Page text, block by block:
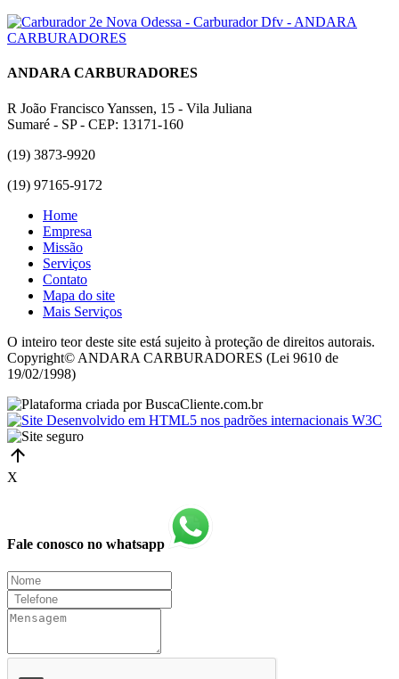
ANDARA CARBURADORES
R João Francisco Yanssen, 15 - Vila Juliana
Sumaré - SP - CEP: 13171-160
(19) 3873-9920
(19) 97165-9172
Home
Empresa
Missão
Serviços
Contato
Mapa do site
Mais Serviços
O inteiro teor deste site está sujeito à proteção de direitos autorais.
Copyright© ANDARA CARBURADORES (Lei 9610 de
19/02/1998)
X
Fale conosco no whatsapp